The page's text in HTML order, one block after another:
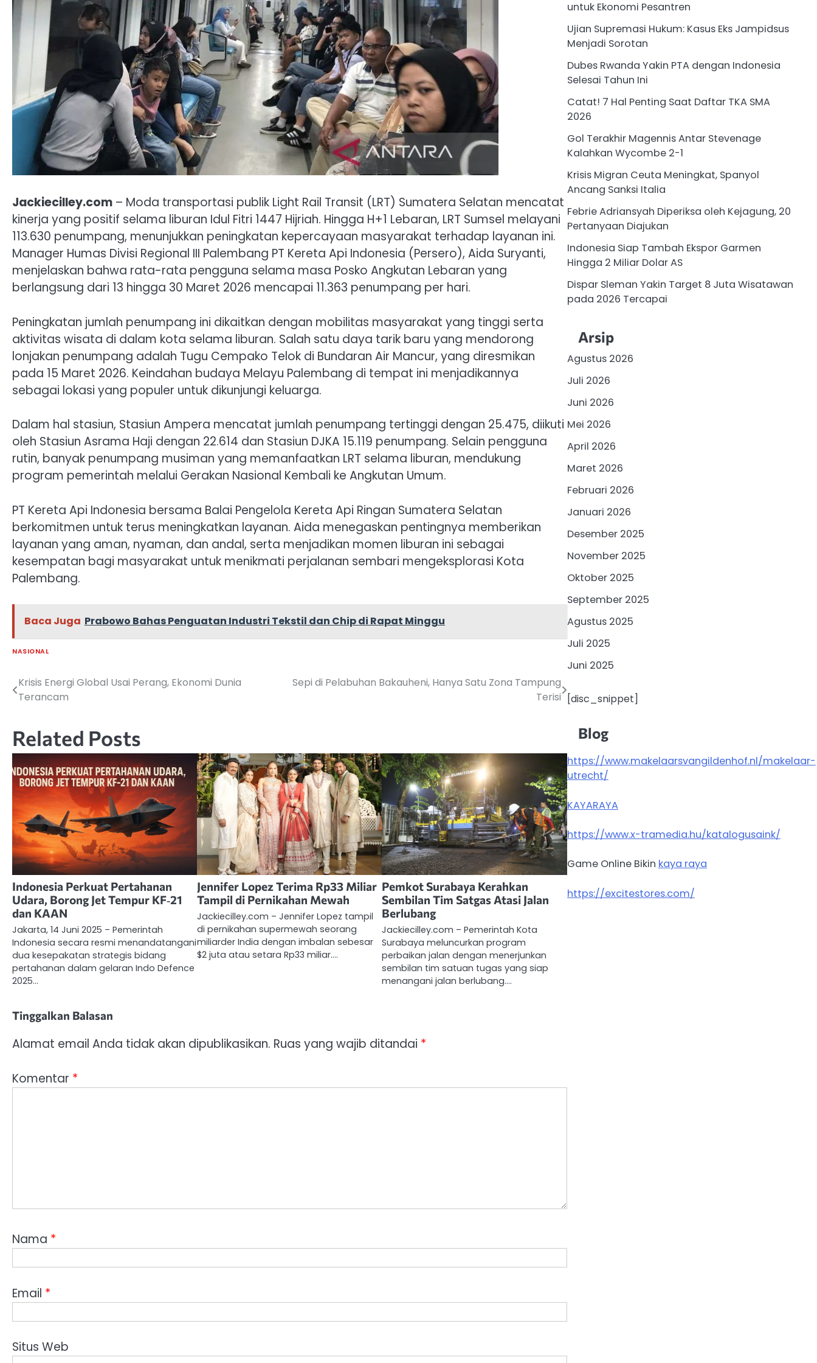
Jackiecilley.com – Moda transportasi publik Light Rail Transit (LRT) Sumatera Selatan mencatat
kinerja yang positif selama liburan Idul Fitri 1447 Hijriah. Hingga H+1 Lebaran, LRT Sumsel melayani
113.630 penumpang, menunjukkan peningkatan kepercayaan masyarakat terhadap layanan ini.
Manager Humas Divisi Regional III Palembang PT Kereta Api Indonesia (Persero), Aida Suryanti,
menjelaskan bahwa rata-rata pengguna selama masa Posko Angkutan Lebaran yang
berlangsung dari 13 hingga 30 Maret 2026 mencapai 11.363 penumpang per hari.
Peningkatan jumlah penumpang ini dikaitkan dengan mobilitas masyarakat yang tinggi serta
aktivitas wisata di dalam kota selama liburan. Salah satu daya tarik baru yang mendorong
lonjakan penumpang adalah Tugu Cempako Telok di Bundaran Air Mancur, yang diresmikan
pada 15 Maret 2026. Keindahan budaya Melayu Palembang di tempat ini menjadikannya
sebagai lokasi yang populer untuk dikunjungi keluarga.
Dalam hal stasiun, Stasiun Ampera mencatat jumlah penumpang tertinggi dengan 25.475, diikuti
oleh Stasiun Asrama Haji dengan 22.614 dan Stasiun DJKA 15.119 penumpang. Selain pengguna
rutin, banyak penumpang musiman yang memanfaatkan LRT selama liburan, mendukung
program pemerintah melalui Gerakan Nasional Kembali ke Angkutan Umum.
PT Kereta Api Indonesia bersama Balai Pengelola Kereta Api Ringan Sumatera Selatan
berkomitmen untuk terus meningkatkan layanan. Aida menegaskan pentingnya memberikan
layanan yang aman, nyaman, dan andal, serta menjadikan momen liburan ini sebagai
kesempatan bagi masyarakat untuk menikmati perjalanan sembari mengeksplorasi Kota
Palembang.
Baca Juga Prabowo Bahas Penguatan Industri Tekstil dan Chip di Rapat Minggu
NASIONAL
Navigasi
Krisis Energi Global Usai Perang, Ekonomi Dunia
Terancam
Sepi di Pelabuhan Bakauheni, Hanya Satu Zona Tampung
Terisi
Related Posts
Indonesia Perkuat Pertahanan
Udara, Borong Jet Tempur KF‑21
dan KAAN
Jakarta, 14 Juni 2025 – Pemerintah
Indonesia secara resmi menandatangani
dua kesepakatan strategis bidang
pertahanan dalam gelaran Indo Defence
2025…
Jennifer Lopez Terima Rp33 Miliar
Tampil di Pernikahan Mewah
Jackiecilley.com – Jennifer Lopez tampil
di pernikahan supermewah seorang
miliarder India dengan imbalan sebesar
$2 juta atau setara Rp33 miliar.…
Pemkot Surabaya Kerahkan
Sembilan Tim Satgas Atasi Jalan
Berlubang
Jackiecilley.com – Pemerintah Kota
Surabaya meluncurkan program
perbaikan jalan dengan menerjunkan
sembilan tim satuan tugas yang siap
menangani jalan berlubang.…
Tinggalkan Balasan
Alamat email Anda tidak akan dipublikasikan. Ruas yang wajib ditandai *
Komentar *
Nama *
Email *
Situs Web
untuk Ekonomi Pesantren
Ujian Supremasi Hukum: Kasus Eks Jampidsus
Menjadi Sorotan
Dubes Rwanda Yakin PTA dengan Indonesia
Selesai Tahun Ini
Catat! 7 Hal Penting Saat Daftar TKA SMA
2026
Gol Terakhir Magennis Antar Stevenage
Kalahkan Wycombe 2-1
Krisis Migran Ceuta Meningkat, Spanyol
Ancang Sanksi Italia
Febrie Adriansyah Diperiksa oleh Kejagung, 20
Pertanyaan Diajukan
Indonesia Siap Tambah Ekspor Garmen
Hingga 2 Miliar Dolar AS
Dispar Sleman Yakin Target 8 Juta Wisatawan
pada 2026 Tercapai
Arsip
Agustus 2026
Juli 2026
Juni 2026
Mei 2026
April 2026
Maret 2026
Februari 2026
Januari 2026
Desember 2025
November 2025
Oktober 2025
September 2025
Agustus 2025
Juli 2025
Juni 2025
[disc_snippet]
Blog
https://www.makelaarsvangildenhof.nl/makelaar-
utrecht/
KAYARAYA
https://www.x-tramedia.hu/katalogusaink/
Game Online Bikin kaya raya
https://excitestores.com/